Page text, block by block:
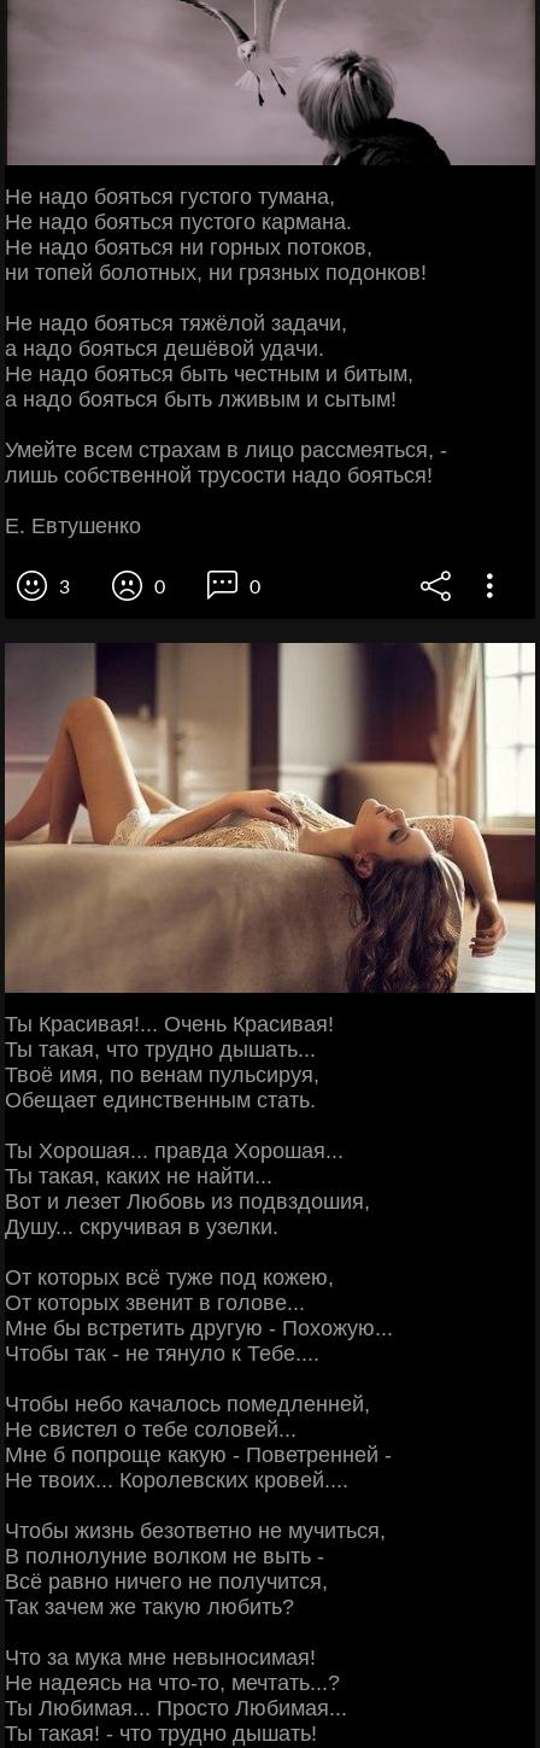
Не надо бояться густого тумана,
Не надо бояться пустого кармана.
Не надо бояться ни горных потоков,
ни топей болотных, ни грязных подонков!
Не надо бояться тяжёлой задачи,
а надо бояться дешёвой удачи.
Не надо бояться быть честным и битым,
а надо бояться быть лживым и сытым!
Умейте всем страхам в лицо рассмеяться, -
лишь собственной трусости надо бояться!
Е. Евтушенко
3 0 0
Ты Красивая!... Очень Красивая!
Ты такая, что трудно дышать...
Твоё имя, по венам пульсируя,
Обещает единственным стать.
Ты Хорошая... правда Хорошая...
Ты такая, каких не найти...
Вот и лезет Любовь из подвздошия,
Душу... скручивая в узелки.
От которых всё туже под кожею,
От которых звенит в голове...
Мне бы встретить другую - Похожую...
Чтобы так - не тянуло к Тебе....
Чтобы небо качалось помедленней,
Не свистел о тебе соловей...
Мне б попроще какую - Поветренней -
Не твоих... Королевских кровей....
Чтобы жизнь безответно не мучиться,
В полнолуние волком не выть -
Всё равно ничего не получится,
Так зачем же такую любить?
Что за мука мне невыносимая!
Не надеясь на что-то, мечтать...?
Ты Любимая... Просто Любимая...
Ты такая! - что трудно дышать!